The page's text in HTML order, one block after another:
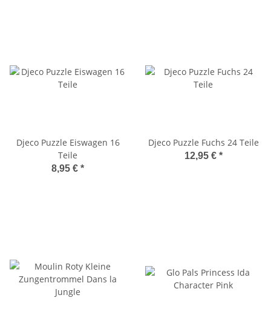
Djeco Puzzle Eiswagen 16
Teile
8,95 € *
Djeco Puzzle Fuchs 24 Teile
12,95 € *